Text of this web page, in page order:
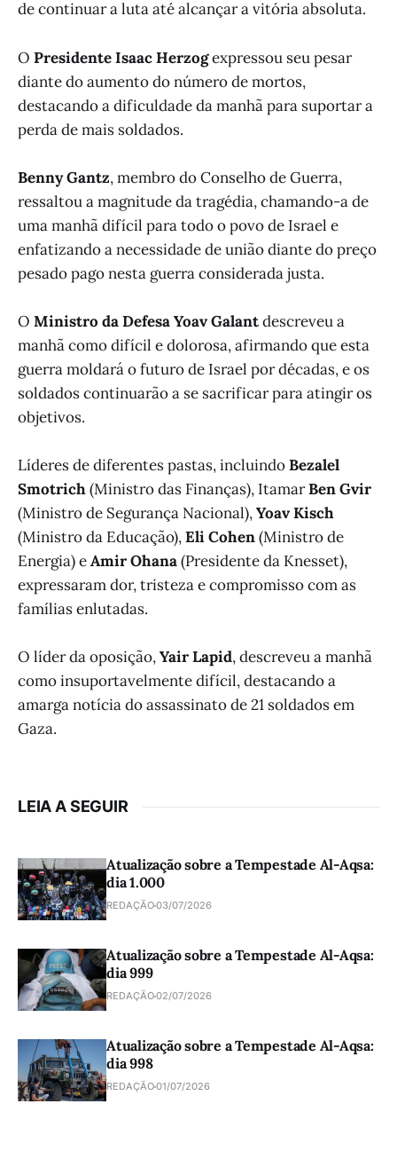
de continuar a luta até alcançar a vitória absoluta.
O Presidente Isaac Herzogexpressou seu pesar
diante do aumento do número de mortos,
destacando a dificuldade da manhã para suportar a
perda de mais soldados.
Benny Gantz, membro do Conselho de Guerra,
ressaltou a magnitude da tragédia, chamando-a de
uma manhã difícil para todo o povo de Israel e
enfatizando a necessidade de união diante do preço
pesado pago nesta guerra considerada justa.
O Ministro da Defesa Yoav Galantdescreveu a
manhã como difícil e dolorosa, afirmando que esta
guerra moldará o futuro de Israel por décadas, e os
soldados continuarão a se sacrificar para atingir os
objetivos.
Líderes de diferentes pastas, incluindoBezalel
Smotrich(Ministro das Finanças), ItamarBen Gvir
(Ministro de Segurança Nacional),Yoav Kisch
(Ministro da Educação),Eli Cohen(Ministro de
Energia) eAmir Ohana(Presidente da Knesset),
expressaram dor, tristeza e compromisso com as
famílias enlutadas.
O líder da oposição,Yair Lapid, descreveu a manhã
como insuportavelmente difícil, destacando a
amarga notícia do assassinato de 21 soldados em
Gaza.
LEIA A SEGUIR
Atualização sobre a Tempestade Al-Aqsa:
dia 1.000
REDAÇÃO03/07/2026
Atualização sobre a Tempestade Al-Aqsa:
dia 999
REDAÇÃO02/07/2026
Atualização sobre a Tempestade Al-Aqsa:
dia 998
REDAÇÃO01/07/2026